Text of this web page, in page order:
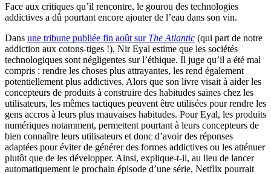
Face aux critiques qu’il rencontre, le gourou des technologies
addictives a dû pourtant encore ajouter de l’eau dans son vin.
Dans une tribune publiée fin août sur The Atlantic (qui part de notre
addiction aux cotons-tiges !), Nir Eyal estime que les sociétés
technologiques sont négligentes sur l’éthique. Il juge qu’il a été mal
compris : rendre les choses plus attrayantes, les rend également
potentiellement plus addictives. Alors que son livre visait à aider les
concepteurs de produits à construire des habitudes saines chez les
utilisateurs, les mêmes tactiques peuvent être utilisées pour rendre les
gens accros à leurs plus mauvaises habitudes. Pour Eyal, les produits
numériques notamment, permettent pourtant à leurs concepteurs de
bien connaître leurs utilisateurs et donc d’avoir des réponses
adaptées pour éviter de générer des formes addictives ou les atténuer
plutôt que de les développer. Ainsi, explique-t-il, au lieu de lancer
automatiquement le prochain épisode d’une série, Netflix pourrait